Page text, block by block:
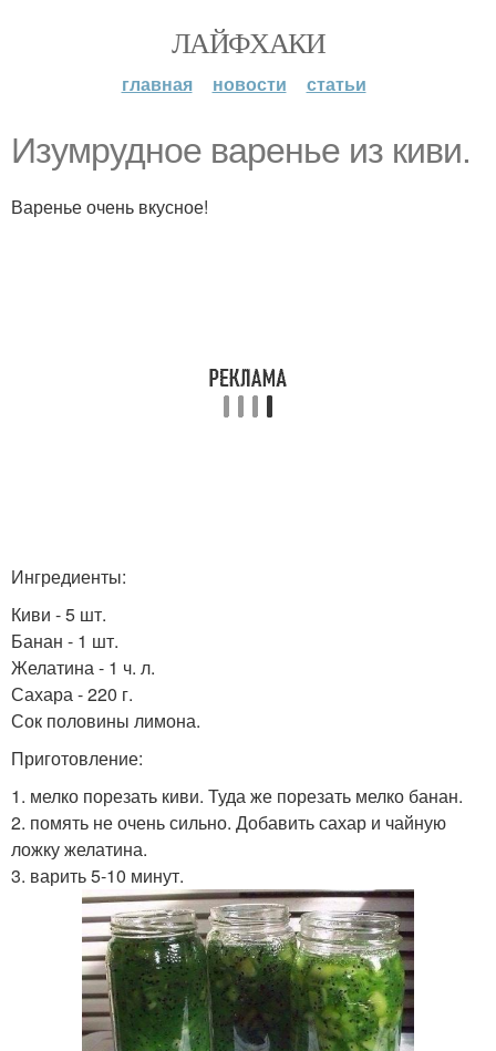
ЛАЙФХАКИ
главная новости статьи
Изумрудное варенье из киви.
Варенье очень вкусное!
Ингредиенты:
Киви - 5 шт.
Банан - 1 шт.
Желатина - 1 ч. л.
Сахара - 220 г.
Сок половины лимона.
Приготовление:
1. мелко порезать киви. Туда же порезать мелко банан.
2. помять не очень сильно. Добавить сахар и чайную
ложку желатина.
3. варить 5-10 минут.